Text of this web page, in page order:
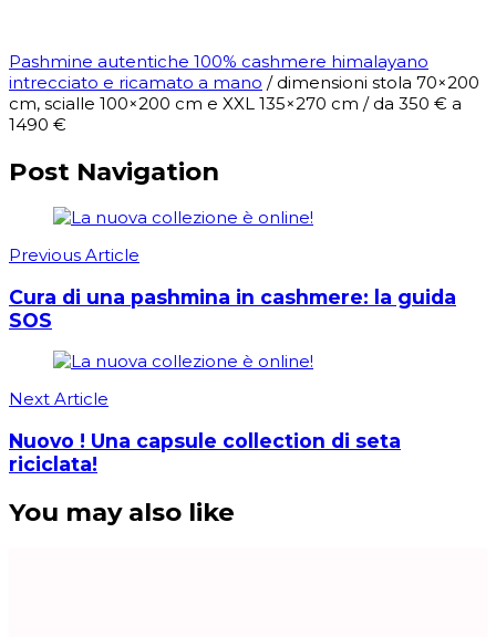
Pashmine autentiche 100% cashmere himalayano
intrecciato e ricamato a mano / dimensioni stola 70×200
cm, scialle 100×200 cm e XXL 135×270 cm / da 350 € a
1490 €
Post Navigation
Previous Article
Cura di una pashmina in cashmere: la guida
SOS
Next Article
Nuovo ! Una capsule collection di seta
riciclata!
You may also like